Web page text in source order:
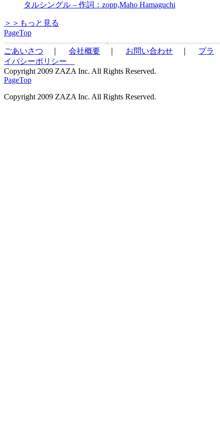
タルシングル – 作詞：zopp,Maho Hamaguchi
＞＞もっと見る
PageTop
ごあいさつ 会社概要 お問い合わせ
プラ
イバシーポリシー
Copyright 2009 ZAZA Inc. All Rights Reserved.
PageTop
Copyright 2009 ZAZA Inc. All Rights Reserved.